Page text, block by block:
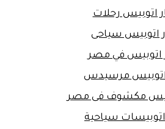
اتوبيس رحلات
اتوبيس سياحى
اتوبيس في مصر
اتوبيس مرسيدس
مكشوف فى مصر
اتوبيسات سياحية